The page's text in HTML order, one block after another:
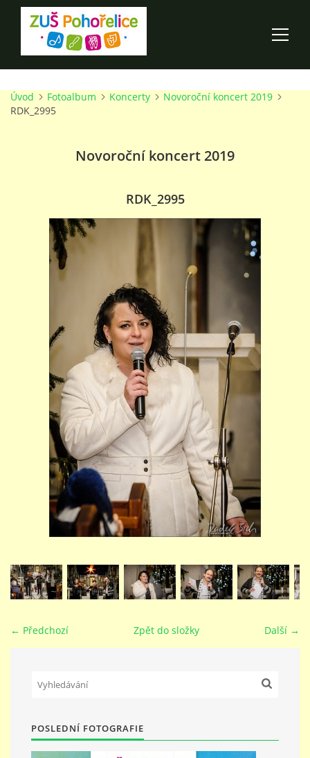
ÚVOD
O ŠKOLE
PRO RODIČE
TALENTOVÉ ZKOUŠKY
STUDIJNÍ OBORY
GALERIE
VIDEA - FILMOVÁ TVORBA
PEDAGOGICKÝ SBOR
DOKUMENTY / KE STAŽENÍ
KURZY
PŘÍMĚSTSKÝ TÁBOR
MISS VÝTVARNÝ MODEL
ZAMĚSTNÁNÍ
Úvod Fotoalbum Koncerty
Novoroční koncert 2019
RDK_2995
Novoroční koncert 2019
RDK_2995
← Předchozí Další →
Zpět do složky
POSLEDNÍ FOTOGRAFIE